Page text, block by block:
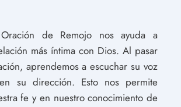
de Remojo nos ayuda a
más íntima con Dios. Al pasar
aprendemos a escuchar su voz
su dirección. Esto nos permite
fe y en nuestro conocimiento de